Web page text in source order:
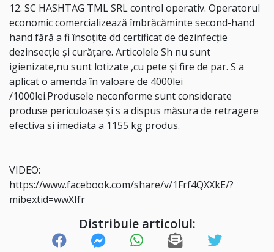
12. SC HASHTAG TML SRL control operativ. Operatorul
economic comercializează îmbrăcăminte second-hand
hand fără a fi însoțite dd certificat de dezinfecție
dezinsecție și curățare. Articolele Sh nu sunt
igienizate,nu sunt lotizate ,cu pete și fire de par. S a
aplicat o amenda în valoare de 4000lei
/1000lei.Produsele neconforme sunt considerate
produse periculoase și s a dispus măsura de retragere
efectiva si imediata a 1155 kg produs.
VIDEO:
https://www.facebook.com/share/v/1Frf4QXXkE/?
mibextid=wwXIfr
Distribuie articolul: